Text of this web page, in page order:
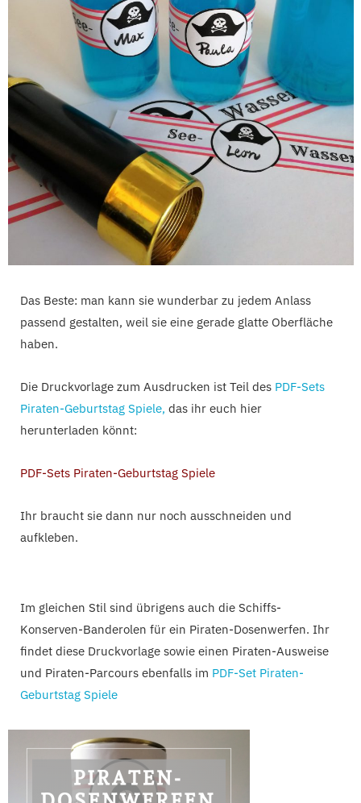
Das Beste: man kann sie wunderbar zu jedem Anlass
passend gestalten, weil sie eine gerade glatte Oberfläche
haben.
Die Druckvorlage zum Ausdrucken ist Teil des PDF-Sets
Piraten-Geburtstag Spiele, das ihr euch hier
herunterladen könnt:
PDF-Sets Piraten-Geburtstag Spiele
Ihr braucht sie dann nur noch ausschneiden und
aufkleben.
Im gleichen Stil sind übrigens auch die Schiffs-
Konserven-Banderolen für ein Piraten-Dosenwerfen. Ihr
findet diese Druckvorlage sowie einen Piraten-Ausweise
und Piraten-Parcours ebenfalls im PDF-Set Piraten-
Geburtstag Spiele